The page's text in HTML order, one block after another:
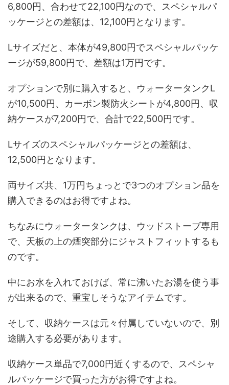
6,800円、合わせて22,100円なので、スペシャルパ
ッケージとの差額は、12,100円となります。
Lサイズだと、本体が49,800円でスペシャルパッケ
ージが59,800円で、差額は1万円です。
オプションで別に購入すると、ウォータータンクL
が10,500円、カーボン製防火シートが4,800円、収
納ケースが7,200円で、合計で22,500円です。
Lサイズのスペシャルパッケージとの差額は、
12,500円となります。
両サイズ共、1万円ちょっとで3つのオプション品を
購入できるのはお得ですよね。
ちなみにウォータータンクは、ウッドストーブ専用
で、天板の上の煙突部分にジャストフィットするも
のです。
中にお水を入れておけば、常に沸いたお湯を使う事
が出来るので、重宝しそうなアイテムです。
そして、収納ケースは元々付属していないので、別
途購入する必要があります。
収納ケース単品で7,000円近くするので、スペシャ
ルパッケージで買った方がお得ですよね。